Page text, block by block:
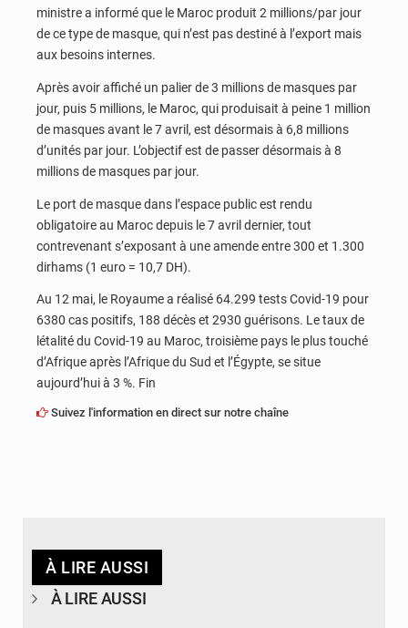
ministre a informé que le Maroc produit 2 millions/par jour
de ce type de masque, qui n’est pas destiné à l’export mais
aux besoins internes.
Après avoir affiché un palier de 3 millions de masques par
jour, puis 5 millions, le Maroc, qui produisait à peine 1 million
de masques avant le 7 avril, est désormais à 6,8 millions
d’unités par jour. L’objectif est de passer désormais à 8
millions de masques par jour.
Le port de masque dans l’espace public est rendu
obligatoire au Maroc depuis le 7 avril dernier, tout
contrevenant s’exposant à une amende entre 300 et 1.300
dirhams (1 euro = 10,7 DH).
Au 12 mai, le Royaume a réalisé 64.299 tests Covid-19 pour
6380 cas positifs, 188 décès et 2930 guérisons. Le taux de
létalité du Covid-19 au Maroc, troisième pays le plus touché
d’Afrique après l’Afrique du Sud et l’Égypte, se situe
aujourd’hui à 3 %. Fin
Suivez l'information en direct sur notre chaîne
À LIRE AUSSI
À LIRE AUSSI